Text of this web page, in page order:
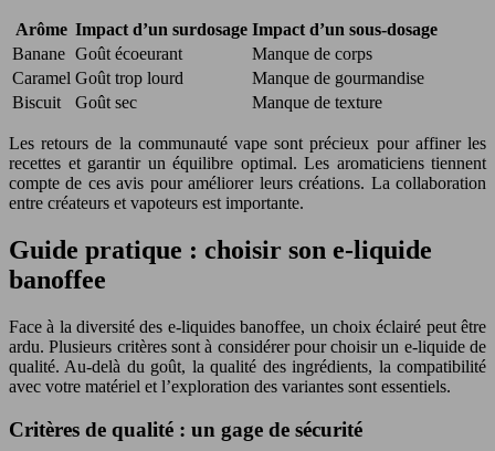
Arôme Impact d’un surdosage Impact d’un sous-dosage
Banane Goût écoeurant
Manque de corps
Caramel Goût trop lourd
Manque de gourmandise
Biscuit
Goût sec Manque de texture
Les retours de la communauté vape sont précieux pour affiner les
recettes et garantir un équilibre optimal. Les aromaticiens tiennent
compte de ces avis pour améliorer leurs créations. La collaboration
entre créateurs et vapoteurs est importante.
Guide pratique : choisir son e-liquide
banoffee
Face à la diversité des e-liquides banoffee, un choix éclairé peut être
ardu. Plusieurs critères sont à considérer pour choisir un e-liquide de
qualité. Au-delà du goût, la qualité des ingrédients, la compatibilité
avec votre matériel et l’exploration des variantes sont essentiels.
Critères de qualité : un gage de sécurité